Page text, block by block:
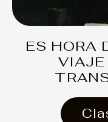
ES HORA
VIAJE